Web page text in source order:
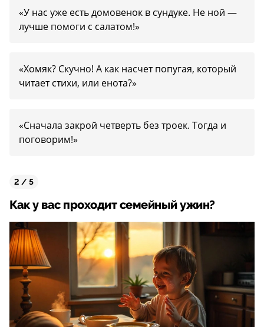
«У нас уже есть домовенок в сундуке. Не ной —
лучше помоги с салатом!»
«Хомяк? Скучно! А как насчет попугая, который
читает стихи, или енота?»
«Сначала закрой четверть без троек. Тогда и
поговорим!»
2 / 5
Как у вас проходит семейный ужин?